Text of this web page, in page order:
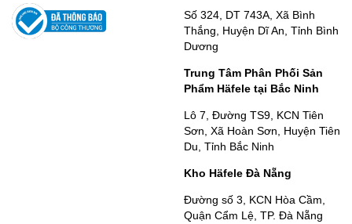
Số 324, DT 743A, Xã Bình
Thắng, Huyện Dĩ An, Tỉnh Bình
Dương
Trung Tâm Phân Phối Sản
Phẩm Häfele tại Bắc Ninh
Lô 7, Đường TS9, KCN Tiên
Sơn, Xã Hoàn Sơn, Huyện Tiên
Du, Tỉnh Bắc Ninh
Kho Häfele Đà Nẵng
Đường số 3, KCN Hòa Cầm,
Quận Cẩm Lệ, TP. Đà Nẵng